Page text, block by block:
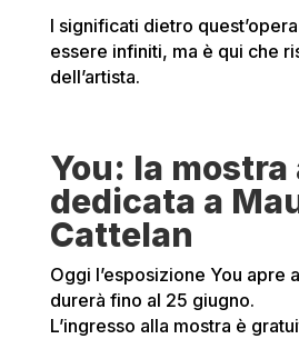
I significati dietro
essere infiniti, ma è qui che
dell’artista.
You: la
dedicata a
Cattelan
Oggi l’esposizione You apre
durerà fino al 25 giugno.
L’ingresso alla mostra è